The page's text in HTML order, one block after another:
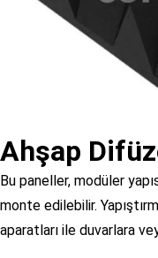
Ahşap
Bu paneller, modüler
monte edilebilir.
aparatları ile duvarlara